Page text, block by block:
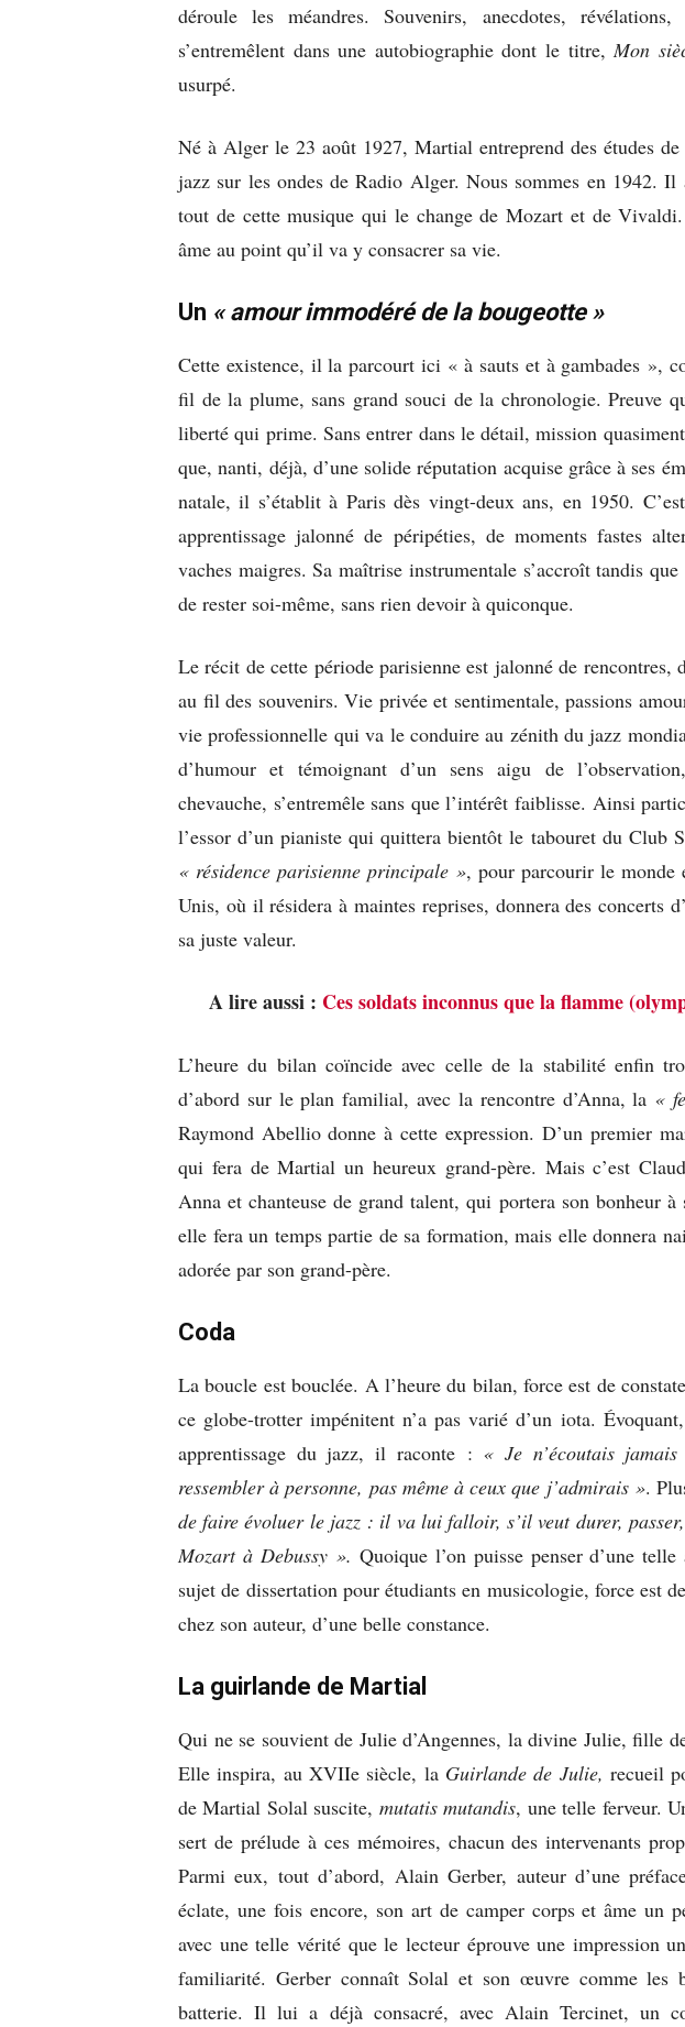
déroule les méandres. Souvenirs, anecdotes, révélations,
s’entremêlent dans une autobiographie dont le titre,Mon
usurpé.
Né à Alger le 23 août 1927, Martial entreprend des études
jazz sur les ondes de Radio Alger. Nous sommes en 1942.
tout de cette musique qui le change de Mozart et de
âme au point qu’il va y consacrer sa vie.
Un « amour immodéré de la bougeotte »
Cette existence, il la parcourt ici « à sauts et à gambades »,
fil de la plume, sans grand souci de la chronologie. Preuve
liberté qui prime. Sans entrer dans le détail, mission
que, nanti, déjà, d’une solide réputation acquise grâce à ses
natale, il s’établit à Paris dès vingt-deux ans, en 1950.
apprentissage jalonné de péripéties, de moments fastes
vaches maigres. Sa maîtrise instrumentale s’accroît tandis
de rester soi-même, sans rien devoir à quiconque.
Le récit de cette période parisienne est jalonné de rencontres,
au fil des souvenirs. Vie privée et sentimentale, passions
vie professionnelle qui va le conduire au zénith du jazz
d’humour et témoignant d’un sens aigu de
chevauche, s’entremêle sans que l’intérêt faiblisse. Ainsi
l’essor d’un pianiste qui quittera bientôt le tabouret du Club
« résidence parisienne principale », pour parcourir le monde
Unis, où il résidera à maintes reprises, donnera des concerts
sa juste valeur.
A lire aussi : Ces soldats inconnus que la flamme
L’heure du bilan coïncide avec celle de la stabilité enfin
d’abord sur le plan familial, avec la rencontre d’Anna, la «
Raymond Abellio donne à cette expression. D’un premier
qui fera de Martial un heureux grand-père. Mais c’est
Anna et chanteuse de grand talent, qui portera son bonheur
elle fera un temps partie de sa formation, mais elle donnera
adorée par son grand-père.
Coda
La boucle est bouclée. A l’heure du bilan, force est de
ce globe-trotter impénitent n’a pas varié d’un iota.
apprentissage du jazz, il raconte : « Je n’écoutais
ressembler à personne, pas même à ceux que j’admirais ».
de faire évoluer le jazz : il va lui falloir, s’il veut durer,
Mozart à Debussy ». Quoique l’on puisse penser d’une
sujet de dissertation pour étudiants en musicologie, force est
chez son auteur, d’une belle constance.
La guirlande de Martial
Qui ne se souvient de Julie d’Angennes, la divine Julie, fille
Elle inspira, au XVIIe siècle, la Guirlande de Julie, recueil
de Martial Solal suscite, mutatis mutandis, une telle ferveur.
sert de prélude à ces mémoires, chacun des intervenants
Parmi eux, tout d’abord, Alain Gerber, auteur d’une
éclate, une fois encore, son art de camper corps et âme un
avec une telle vérité que le lecteur éprouve une impression
familiarité. Gerber connaît Solal et son œuvre comme les
batterie. Il lui a déjà consacré, avec Alain Tercinet, un